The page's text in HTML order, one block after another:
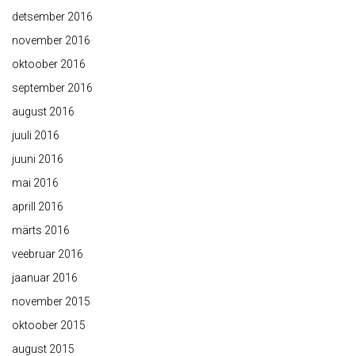
detsember 2016
november 2016
oktoober 2016
september 2016
august 2016
juuli 2016
juuni 2016
mai 2016
aprill 2016
märts 2016
veebruar 2016
jaanuar 2016
november 2015
oktoober 2015
august 2015